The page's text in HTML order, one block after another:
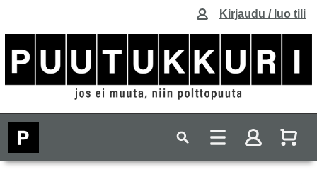
Kirjaudu / luo tili